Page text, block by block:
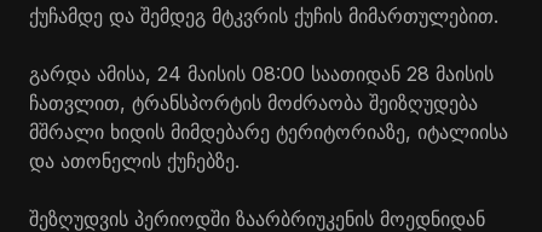
ქუჩამდე და შემდეგ მტკვრის ქუჩის მიმართულებით.
გარდა ამისა, 24 მაისის 08:00 საათიდან 28 მაისის
ჩათვლით, ტრანსპორტის მოძრაობა შეიზღუდება
მშრალი ხიდის მიმდებარე ტერიტორიაზე, იტალიისა
და ათონელის ქუჩებზე.
შეზღუდვის პერიოდში ზაარბრიუკენის მოედნიდან